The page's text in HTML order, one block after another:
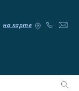
на карте